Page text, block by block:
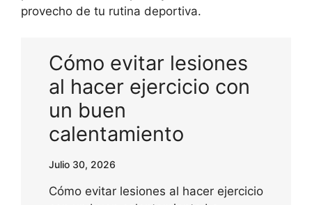
provecho de tu rutina deportiva.
Cómo evitar lesiones
al hacer ejercicio con
un buen
calentamiento
Julio 30, 2026
Cómo evitar lesiones al hacer ejercicio